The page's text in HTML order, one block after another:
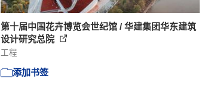
第十届中国花卉博览会世纪馆 / 华建集团华东建筑
设计研究总院
工程
添加书签